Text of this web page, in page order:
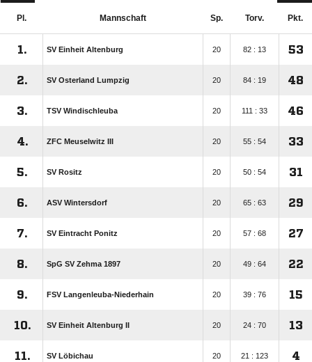
Pl. Mannschaft Sp. Torv. Pkt.
1. SV Einheit Altenburg 20 82 : 13 53
2. SV Osterland Lumpzig 20 84 : 19 48
3. TSV Windischleuba 20 111 : 33 46
4. ZFC Meuselwitz III 20 55 : 54 33
5. SV Rositz 20 50 : 54 31
6. ASV Wintersdorf 20 65 : 63 29
7. SV Eintracht Ponitz 20 57 : 68 27
8. SpG SV Zehma 1897 20 49 : 64 22
9. FSV Langenleuba-Niederhain 20 39 : 76 15
10. SV Einheit Altenburg II 20 24 : 70 13
11. SV Löbichau 20 21 : 123 4